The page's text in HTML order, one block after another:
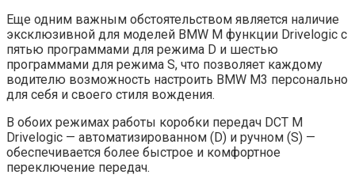
Еще одним важным обстоятельством является наличие
эксклюзивной для моделей BMW М функции Drivelogic с
пятью программами для режима D и шестью
программами для режима S, что позволяет каждому
водителю возможность настроить BMW M3 персонально
для себя и своего стиля вождения.
В обоих режимах работы коробки передач DCT М
Drivelogic — автоматизированном (D) и ручном (S) —
обеспечивается более быстрое и комфортное
переключение передач.